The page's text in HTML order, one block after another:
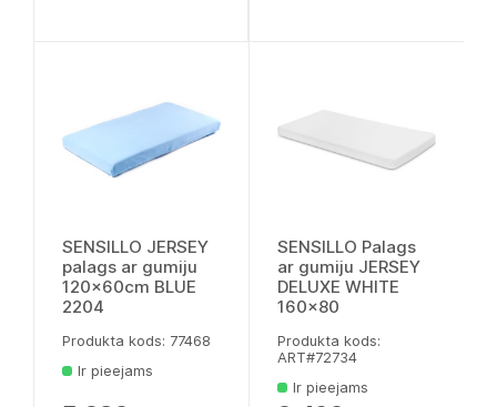
SENSILLO JERSEY
palags ar gumiju
120x60cm BLUE
2204
Produkta kods: 77468
Ir pieejams
SENSILLO Palags
ar gumiju JERSEY
DELUXE WHITE
160x80
Produkta kods:
ART#72734
Ir pieejams